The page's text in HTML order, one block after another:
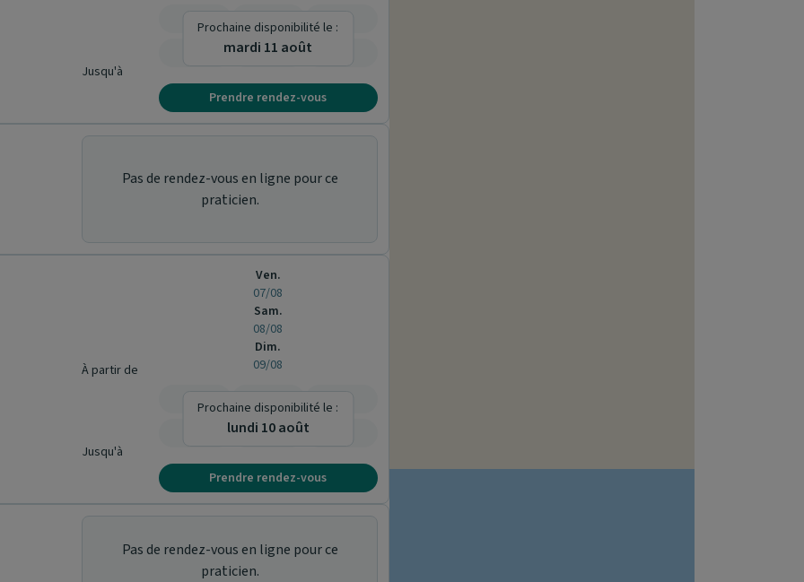
Jusqu'à
-
Prochaine disponibilité le :
mardi 11 août
Prendre rendez-vous
Pas de rendez-vous en ligne pour ce
praticien.
À partir de
Jusqu'à
Ven.
07/08
Sam.
08/08
Dim.
09/08
-
Prochaine disponibilité le :
lundi 10 août
Prendre rendez-vous
Pas de rendez-vous en ligne pour ce
praticien.